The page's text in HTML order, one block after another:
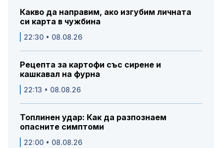
Какво да направим, ако изгубим личната
си карта в чужбина
22:30 • 08.08.26
Рецепта за картофи със сирене и
кашкавал на фурна
22:13 • 08.08.26
Топлинен удар: Как да разпознаем
опасните симптоми
22:00 • 08.08.26